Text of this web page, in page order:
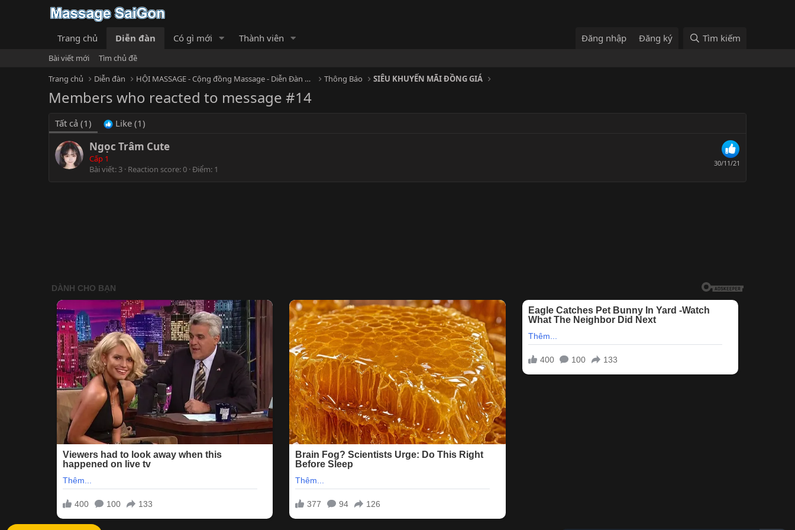
Trang chủ Diễn đàn Có gì mới Thành viên Đăng nhập Đăng ký Tìm kiếm
Bài viết mới
Tìm chủ đề
Trang chủ
Diễn đàn HỘI MASSAGE - Cộng đồng Massage - Diễn Đàn Matxa Thông Báo SIÊU KHUYẾN MÃI ĐỒNG GIÁ
Members who reacted to message #14
Tất cả (1) Like (1)
30/11/21
Ngọc Trâm Cute
Cấp 1
Bài viết 3 Reaction score 0 Điểm 1